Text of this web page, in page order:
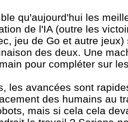
qu'aujourd'hui les
de l'IA (outre les
jeu de Go et autre
des deux. Une
pour compléter sur
les avancées sont
des humains au
mais si cela cela